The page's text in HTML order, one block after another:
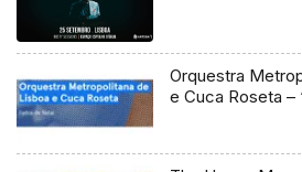
Orquestra
e Cuca Roseta –